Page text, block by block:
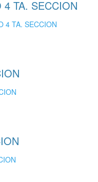
4 TA. SECCION
4 TA. SECCION